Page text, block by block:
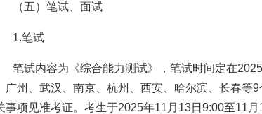
（五）笔试、面试
1.笔试
笔试内容为《综合能力测试》，笔试时间定在
广州、武汉、南京、杭州、西安、哈尔滨、长春等
事项见准考证。考生于2025年11月13日9:00至11